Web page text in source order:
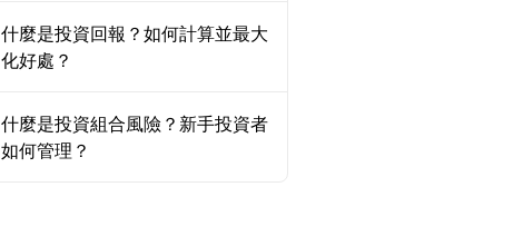
什麼是投資回報？如何計算並最大
化好處？
什麼是投資組合風險？新手投資者
如何管理？